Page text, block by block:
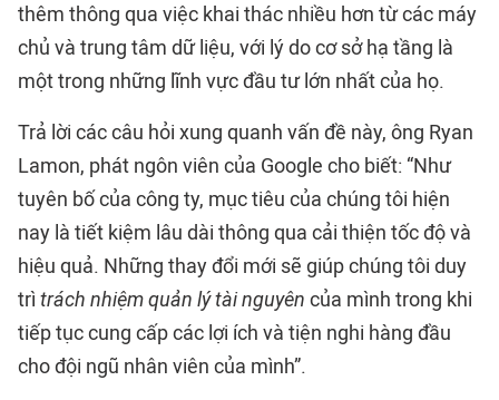
thêm thông qua việc khai thác nhiều hơn từ các máy
chủ và trung tâm dữ liệu, với lý do cơ sở hạ tầng là
một trong những lĩnh vực đầu tư lớn nhất của họ.
Trả lời các câu hỏi xung quanh vấn đề này, ông Ryan
Lamon, phát ngôn viên của Google cho biết: “Như
tuyên bố của công ty, mục tiêu của chúng tôi hiện
nay là tiết kiệm lâu dài thông qua cải thiện tốc độ và
hiệu quả. Những thay đổi mới sẽ giúp chúng tôi duy
trì trách nhiệm quản lý tài nguyên của mình trong khi
tiếp tục cung cấp các lợi ích và tiện nghi hàng đầu
cho đội ngũ nhân viên của mình”.